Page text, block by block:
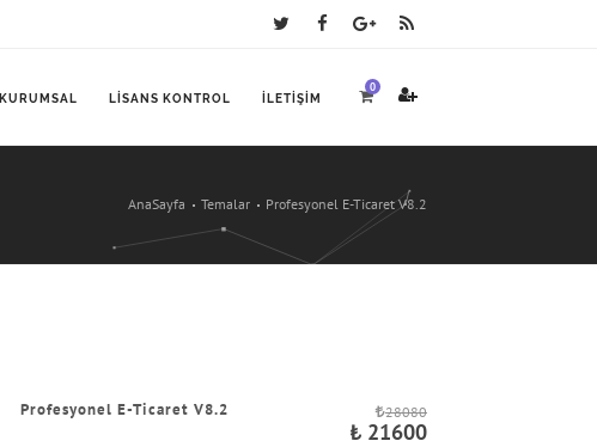
0
KURUMSAL LISANS KONTROL İLETIŞIM
AnaSayfa Temalar Profesyonel E-Ticaret V8.2
Profesyonel E-Ticaret V8.2 28080
₺ 21600